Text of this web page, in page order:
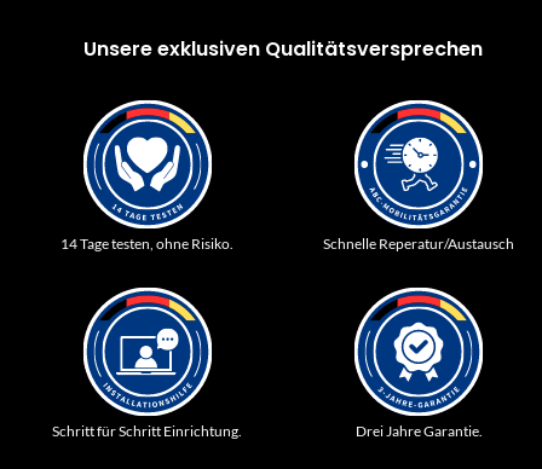
Unsere exklusiven Qualitätsversprechen
14 Tage testen, ohne Risiko. Schnelle Reperatur/Austausch
Schritt für Schritt Einrichtung. Drei Jahre Garantie.